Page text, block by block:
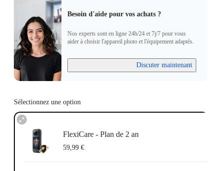
Besoin d'aide pour vos achats ?
Nos experts sont en ligne 24h/24 et 7j/7 pour vous
aider à choisir l'appareil photo et l'équipement adaptés.
Discuter maintenant
Sélectionnez une option
FlexiCare - Plan de 2 an
59,99 €